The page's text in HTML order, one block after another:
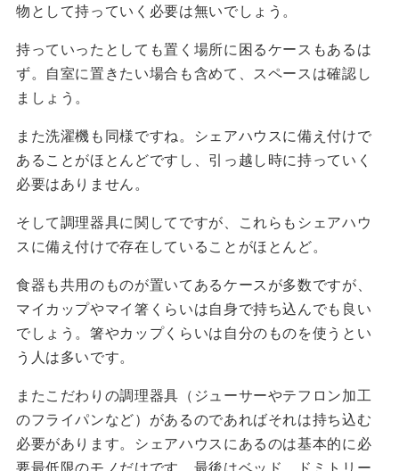
物として持っていく必要は無いでしょう。
持っていったとしても置く場所に困るケースもあるは
ず。自室に置きたい場合も含めて、スペースは確認し
ましょう。
また洗濯機も同様ですね。シェアハウスに備え付けで
あることがほとんどですし、引っ越し時に持っていく
必要はありません。
そして調理器具に関してですが、これらもシェアハウ
スに備え付けで存在していることがほとんど。
食器も共用のものが置いてあるケースが多数ですが、
マイカップやマイ箸くらいは自身で持ち込んでも良い
でしょう。箸やカップくらいは自分のものを使うとい
う人は多いです。
またこだわりの調理器具（ジューサーやテフロン加工
のフライパンなど）があるのであればそれは持ち込む
必要があります。シェアハウスにあるのは基本的に必
要最低限のモノだけです。最後はベッド。ドミトリー